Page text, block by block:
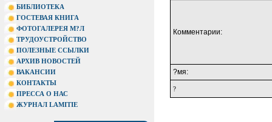
БИБЛИОТЕКА
ГОСТЕВАЯ КНИГА
ФОТОГАЛЕРЕЯ М?Л
ТРУДОУСТРОЙСТВО
ПОЛЕЗНЫЕ ССЫЛКИ
АРХИВ НОВОСТЕЙ
ВАКАНСИИ
КОНТАКТЫ
ПРЕССА О НАС
ЖУРНАЛ LAMITIE
Комментарии:
?мя:
?